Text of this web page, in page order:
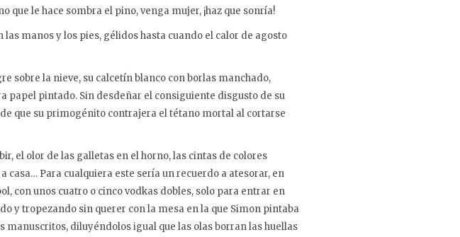
que le hace sombra el pino, venga mujer, ¡haz que sonría!
manos y los pies, gélidos hasta cuando el calor de agosto
sobre la nieve, su calcetín blanco con borlas manchado,
papel pintado. Sin desdeñar el consiguiente disgusto de su
que su primogénito contrajera el tétano mortal al cortarse
el olor de las galletas en el horno, las cintas de colores
Para cualquiera este sería un recuerdo a atesorar, en
con unos cuatro o cinco vodkas dobles, solo para entrar en
y tropezando sin querer con la mesa en la que Simon pintaba
manuscritos, diluyéndolos igual que las olas borran las huellas